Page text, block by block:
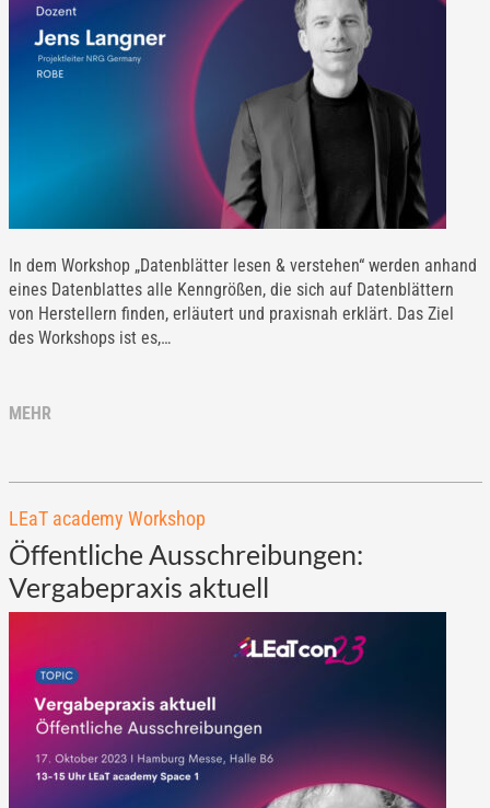
In dem Workshop „Datenblätter lesen & verstehen“ werden anhand
eines Datenblattes alle Kenngrößen, die sich auf Datenblättern
von Herstellern finden, erläutert und praxisnah erklärt. Das Ziel
des Workshops ist es,…
MEHR
LEaT academy Workshop
Öffentliche Ausschreibungen:
Vergabepraxis aktuell